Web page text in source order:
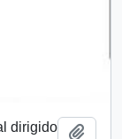
dirigido